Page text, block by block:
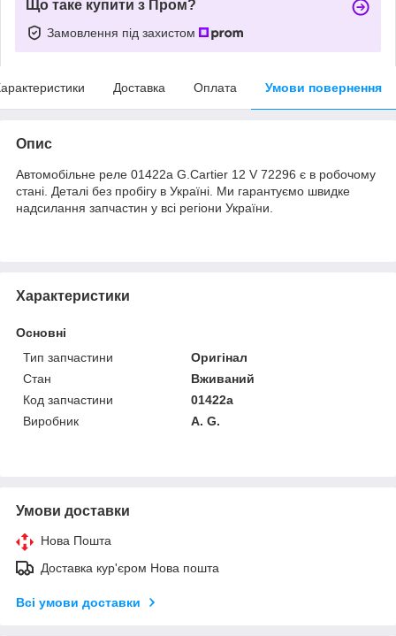
Що таке купити з Пром?
Замовлення під захистом
Доставка Оплата Умови повернення
Опис
Автомобільне реле 01422a G.Cartier 12 V 72296 є в робочому
стані. Деталі без пробігу в Україні. Ми гарантуємо швидке
надсилання запчастин у всі регіони України.
Характеристики
Основні
Тип запчастини
Оригінал
Стан
Вживаний
Код запчастини
01422a
Виробник
A. G.
Умови доставки
Нова Пошта
Доставка кур'єром Нова пошта
Всі умови доставки